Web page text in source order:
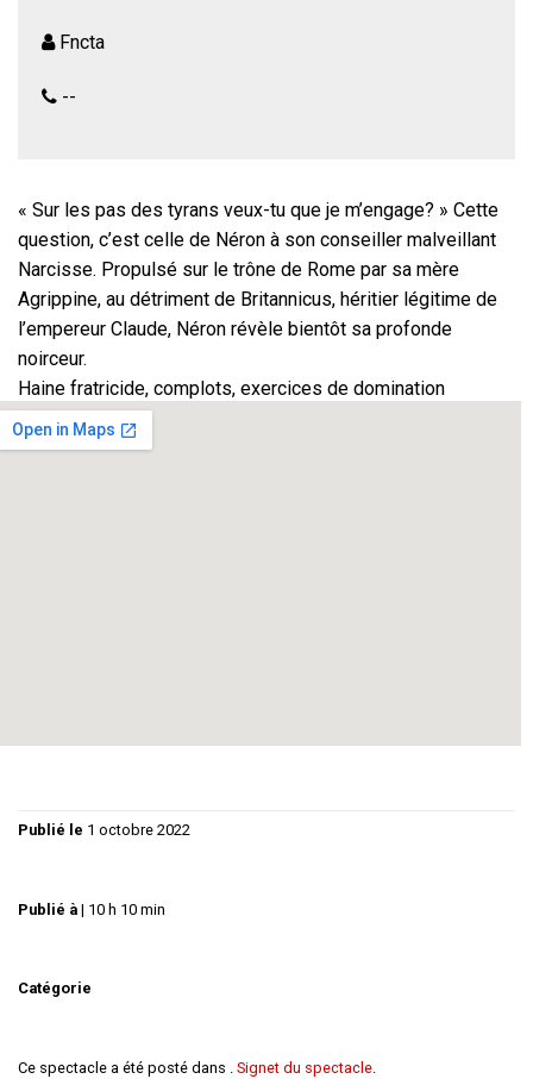
Fncta
--
« Sur les pas des tyrans veux-tu que je m’engage? » Cette
question, c’est celle de Néron à son conseiller malveillant
Narcisse. Propulsé sur le trône de Rome par sa mère
Agrippine, au détriment de Britannicus, héritier légitime de
l’empereur Claude, Néron révèle bientôt sa profonde
noirceur.
Haine fratricide, complots, exercices de domination
politique et psychologique : l’histoire romaine cristallise les
enjeux de pouvoir qui transcendent les époques.
Publié le 1 octobre 2022
Publié à | 10 h 10 min
Catégorie
Ce spectacle a été posté dans . Signet du spectacle.